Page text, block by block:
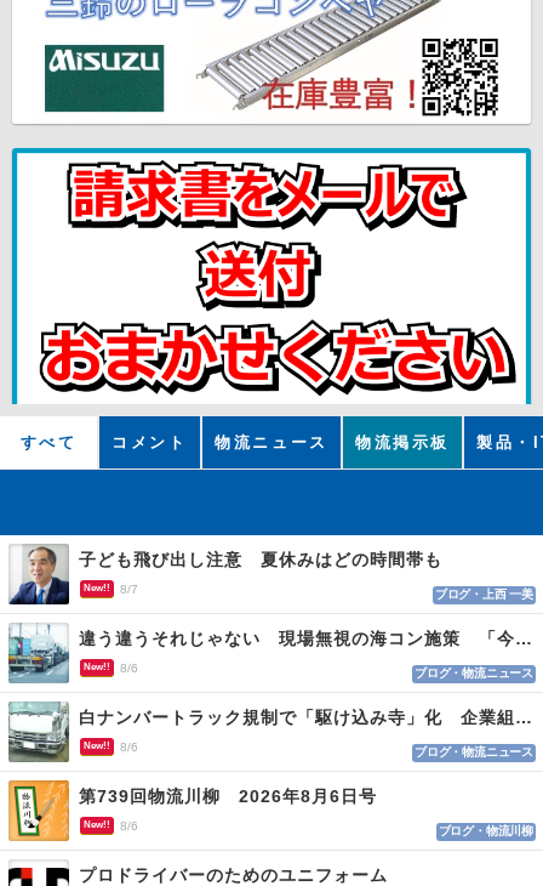
すべて コメント 物流ニュース 物流掲示板 製品・
子ども飛び出し注意 夏休みはどの時間帯も
New!! 8/7 ブログ・上西 一美
違う違うそれじゃない 現場無視の海コン施策 「今でも平均２～３時間は待つ」
New!! 8/6 ブログ・物流ニュース
白ナンバートラック規制で「駆け込み寺」化 企業組合が入会基準を見直しへ
New!! 8/6 ブログ・物流ニュース
第739回物流川柳 2026年8月6日号
New!! 8/6 ブログ・物流川柳
プロドライバーのためのユニフォーム